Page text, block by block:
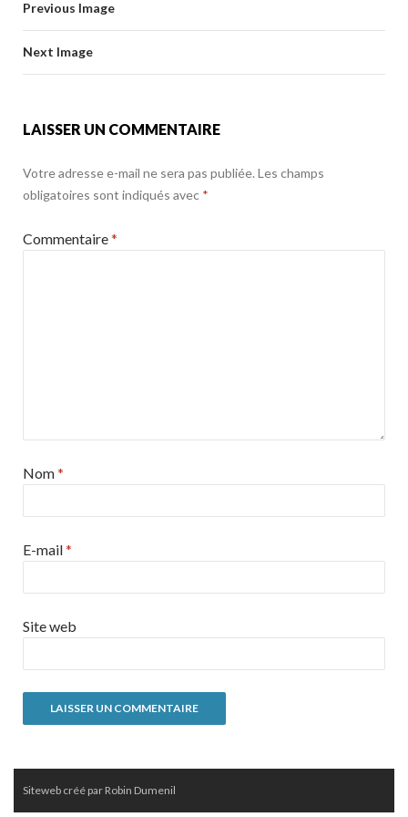
o
k
o
o
k
er
Previous Image
Next Image
LAISSER UN COMMENTAIRE
Votre adresse e-mail ne sera pas publiée. Les champs
obligatoires sont indiqués avec *
Commentaire*
Nom*
E-mail*
Site web
Siteweb créé par Robin Dumenil